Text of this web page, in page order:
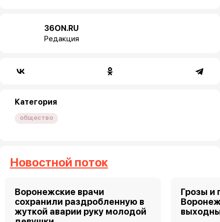
36ON.RU
Редакция
Категория
общество
Новостной поток
Воронежские врачи
сохранили раздробленную в
жуткой аварии руку молодой
Грозы и